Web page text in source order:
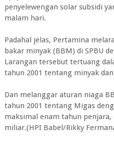
penyelewengan solar subsidi
malam hari.
Padahal jelas, Pertamina
bakar minyak (BBM) di SPBU
Larangan tersebut tertuang
tahun 2001 tentang minyak
Dan melanggar aturan niaga
tahun 2001 tentang Migas
maksimal enam tahun penjara,
miliar.(HPI Babel/Rikky